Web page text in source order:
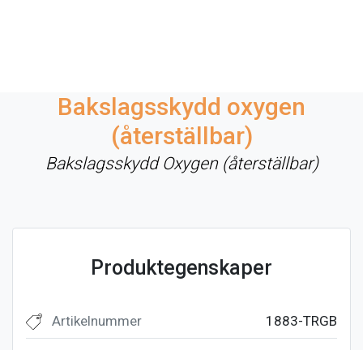
Bakslagsskydd oxygen
(återställbar)
Bakslagsskydd Oxygen (återställbar)
Produktegenskaper
1883-TRGB
Artikelnummer